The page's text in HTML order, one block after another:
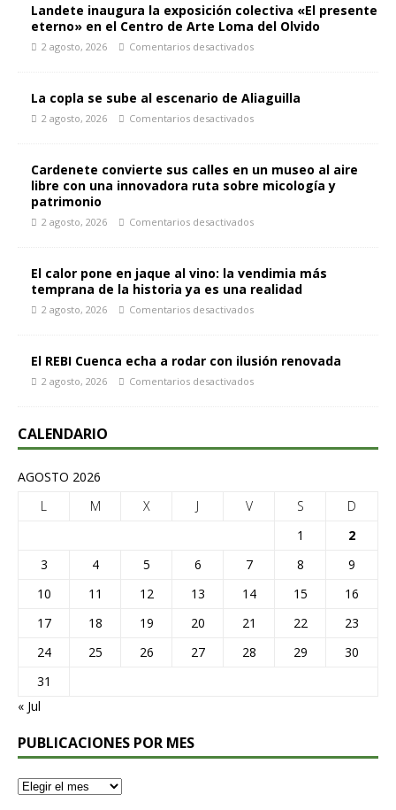
Landete inaugura la exposición colectiva «El presente
eterno» en el Centro de Arte Loma del Olvido
2 agosto, 2026 Comentarios desactivados
La copla se sube al escenario de Aliaguilla
2 agosto, 2026 Comentarios desactivados
Cardenete convierte sus calles en un museo al aire
libre con una innovadora ruta sobre micología y
patrimonio
2 agosto, 2026 Comentarios desactivados
El calor pone en jaque al vino: la vendimia más
temprana de la historia ya es una realidad
2 agosto, 2026 Comentarios desactivados
El REBI Cuenca echa a rodar con ilusión renovada
2 agosto, 2026 Comentarios desactivados
CALENDARIO
AGOSTO 2026
L
M X J V S
D
1
2
3
4 5 6 7 8
9
10
11 12 13 14 15
16
17
18 19 20 21 22
23
24
25 26 27 28 29
30
31
« Jul
PUBLICACIONES POR MES